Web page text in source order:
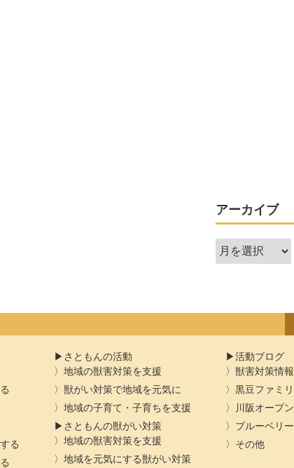
アーカイブ
ア
ー
ブ
る
さともんの活動
地域の獣害対策を支援
獣がい対策で地域を元気に
地域の子育て・子育ちを支援
さともんの獣がい対策
地域の獣害対策を支援
地域を元気にする獣がい対策
活動ブログ
獣害対策情報
黒豆ファミ
川阪オープ
ブルーベリ
その他